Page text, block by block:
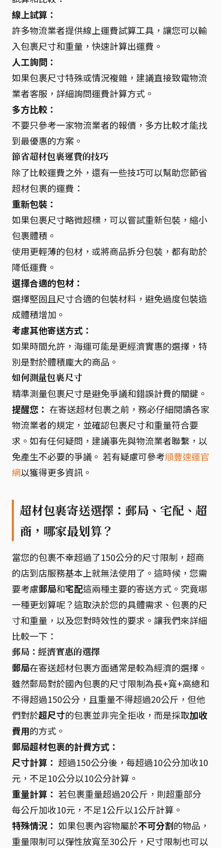
線上試算：
許多物流業者提供線上運費試算工具，讓您可以輸
入包裹尺寸和重量，快速計算出運費。
人工詢問：
如果包裹尺寸特殊或情況複雜，建議直接致電物流
業者客服，詳細詢問運費計算方式。
多方比較：
不要只參考一家物流業者的報價，多方比較才能找
到最優惠的方案。
節省超材包裹運費的技巧
除了比較運費之外，還有一些技巧可以幫助您節省
超材包裹的運費：
重新包裝：
如果包裹尺寸略微超標，可以嘗試重新包裝，縮小
包裹體積。
使用更輕薄的包材，或將商品拆分包裝，都有助於
降低運費。
選擇合適的包材：
選擇堅固且尺寸合適的包裝材料，避免過度包裝造
成體積增加。
考慮其他寄送方式：
如果時間允許，海運可能是更經濟實惠的選擇，特
別是對於體積龐大的商品。
如何測量包裹尺寸
精準測量包裹尺寸是避免爭議和錯誤計費的關鍵。
提醒您： 在寄送超材包裹之前，務必仔細閱讀各家
物流業者的規定，並確認包裹尺寸和重量符合要
求。如有任何疑問，建議事先與物流業者聯繫，以
免產生不必要的爭議。 若有疑慮可參考順豐速運官
網以獲得更多資訊。
超材包裹寄送選擇：郵局、宅配、超
商，哪家最划算？
當您的包裹不幸超過了150公分的尺寸限制，超商
的店到店服務基本上就無法使用了。這時候，您需
要考慮郵局和宅配這兩種主要的寄送方式。究竟哪
一種更划算呢？這取決於您的具體需求、包裹的尺
寸和重量，以及您對時效性的要求。讓我們來詳細
比較一下：
郵局：經濟實惠的選擇
郵局在寄送超材包裹方面通常是較為經濟的選擇。
雖然郵局對於國內包裹的尺寸限制為長+寬+高總和
不得超過150公分，且重量不得超過20公斤，但他
們對於超尺寸的包裹並非完全拒收，而是採取加收
費用的方式。
郵局超材包裹的計費方式：
尺寸計算： 超過150公分後，每超過10公分加收10
元，不足10公分以10公分計算。
重量計算： 若包裹重量超過20公斤，則超重部分
每公斤加收10元，不足1公斤以1公斤計算。
特殊情況： 如果包裹內容物屬於不可分割的物品，
重量限制可以彈性放寬至30公斤，尺寸限制也可以